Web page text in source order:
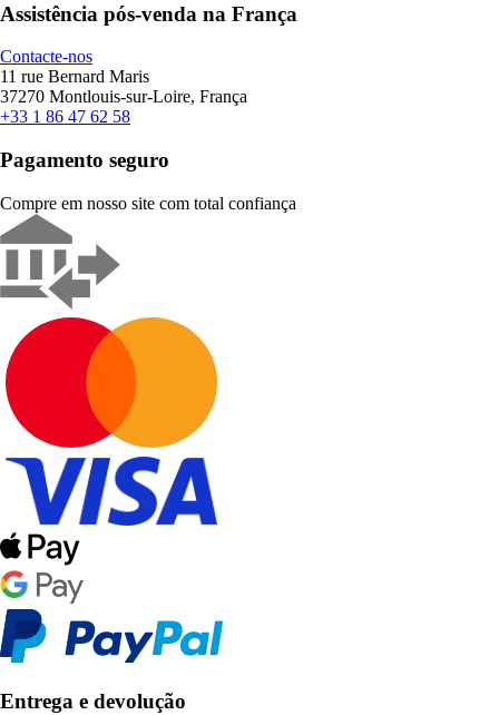
Assistência pós-venda na França
Contacte-nos
11 rue Bernard Maris
37270 Montlouis-sur-Loire, França
+33 1 86 47 62 58
Pagamento seguro
Compre em nosso site com total confiança
Entrega e devolução